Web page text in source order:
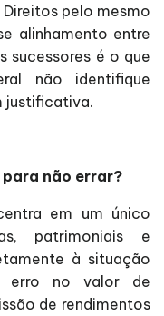
pelo mesmo
alinhamento entre
sucessores é o que
não identifique
justificativa.
não errar?
em um único
patrimoniais e
à situação
erro no valor de
de rendimentos